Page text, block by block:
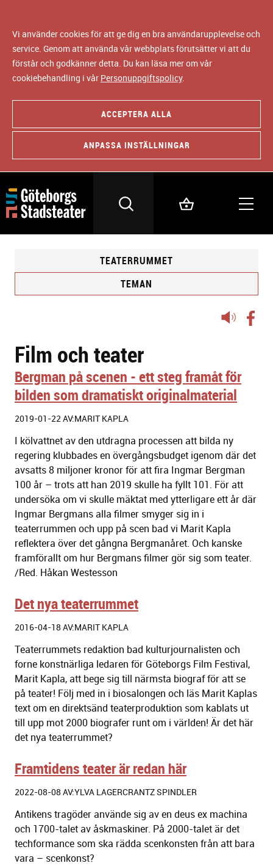
Vi använder cookies för att ge dig en bra användarupplevelse och
service. Genom att använda vår webbplats förutsätter vi att du
förstår och godkänner detta. Du kan läsa mer om vår
cookiebehandling i vår Personuppgiftspolicy.
ACCEPTERA ALLA
ANPASSA INSTÄLLNINGAR
TEATERRUMMET
TEMAN
Lyssna
Film och teater
Bergman på scenen - ett steg framåt för
bilden som dramatiskt originalmaterial
2019-01-22 AV:MARIT KAPLA
I kölvattnet av den utdragna processen att bilda ny
regering klubbades en övergångsbudget igenom där det
avsatts 8 miljoner kronor för att fira Ingmar Bergman
100 år – trots att han 2019 skulle ha fyllt 101. För att
undersöka om vi skulle mäktat med ytterligare ett år där
Ingmar Bergmans alla filmer smyger sig in i
teaterrummen och upp på scen bad vi Marit Kapla
reflektera över det gångna Bergmanåret. Och kanske
framförallt om hur Bergmans filmer gör sig som teater.
/Red. Håkan Westesson
Det nya teaterrummet
2016-04-18 AV:MARIT KAPLA
Teaterrummets redaktion bad kulturjournalisten och
forne konstnärliga ledaren för Göteborgs Film Festival,
Marit Kapla, att bege sig till närmsta biograf för att se
på teater! Följ med in i biosalongen och läs Marit Kaplas
text om en direktsänd teaterproduktion som kablats ut
till upp mot 2000 biografer runt om i världen! Är det här
det nya teaterrummet?
Framtidens teater är redan här
2022-08-08 AV:YLVA LAGERCRANTZ SPINDLER
Antikens tragöder använde sig av en deus ex machina
och 1700-talet av åskmaskiner. På 2000-talet är det
techformance som ska rädda scenkonsten från att bara
vara – scenkonst?